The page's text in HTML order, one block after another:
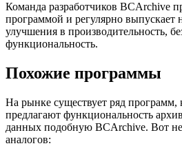
Команда разработчиков BCArchive
программой и регулярно выпускает
улучшения в производительность,
функциональность.
Похожие программы
На рынке существует ряд программ,
предлагают функциональность
данных подобную BCArchive. Вот
аналогов: